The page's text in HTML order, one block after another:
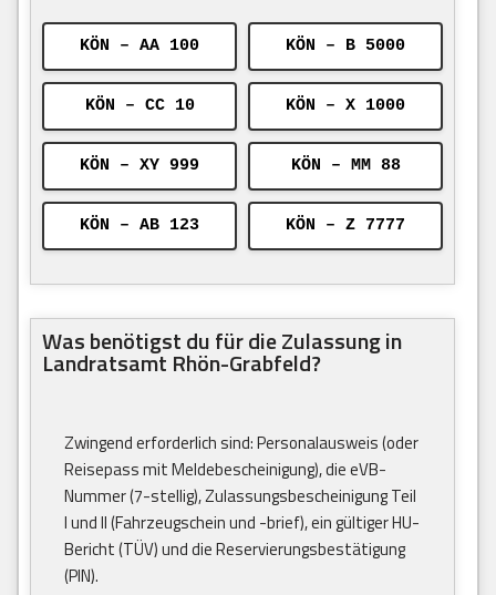
KÖN – AA 100 KÖN – B 5000
KÖN – CC 10 KÖN – X 1000
KÖN – XY 999 KÖN – MM 88
KÖN – AB 123 KÖN – Z 7777
Was benötigst du für die Zulassung in
Landratsamt Rhön-Grabfeld?
Zwingend erforderlich sind: Personalausweis (oder
Reisepass mit Meldebescheinigung), die eVB-
Nummer (7-stellig), Zulassungsbescheinigung Teil
I und II (Fahrzeugschein und -brief), ein gültiger HU-
Bericht (TÜV) und die Reservierungsbestätigung
(PIN).